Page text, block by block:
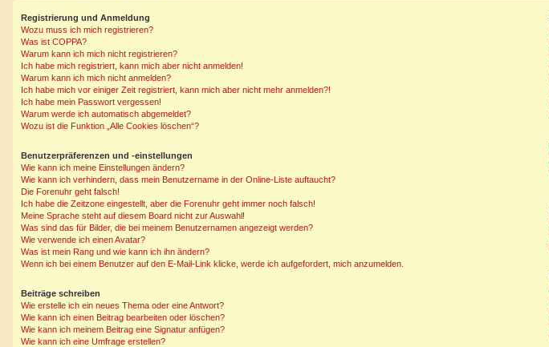
Registrierung und Anmeldung
Wozu muss ich mich registrieren?
Was ist COPPA?
Warum kann ich mich nicht registrieren?
Ich habe mich registriert, kann mich aber nicht anmelden!
Warum kann ich mich nicht anmelden?
Ich habe mich vor einiger Zeit registriert, kann mich aber nicht mehr anmelden?!
Ich habe mein Passwort vergessen!
Warum werde ich automatisch abgemeldet?
Wozu ist die Funktion „Alle Cookies löschen“?
Benutzerpräferenzen und -einstellungen
Wie kann ich meine Einstellungen ändern?
Wie kann ich verhindern, dass mein Benutzername in der Online-Liste auftaucht?
Die Forenuhr geht falsch!
Ich habe die Zeitzone eingestellt, aber die Forenuhr geht immer noch falsch!
Meine Sprache steht auf diesem Board nicht zur Auswahl!
Was sind das für Bilder, die bei meinem Benutzernamen angezeigt werden?
Wie verwende ich einen Avatar?
Was ist mein Rang und wie kann ich ihn ändern?
Wenn ich bei einem Benutzer auf den E-Mail-Link klicke, werde ich aufgefordert, mich anzumelden.
Beiträge schreiben
Wie erstelle ich ein neues Thema oder eine Antwort?
Wie kann ich einen Beitrag bearbeiten oder löschen?
Wie kann ich meinem Beitrag eine Signatur anfügen?
Wie kann ich eine Umfrage erstellen?